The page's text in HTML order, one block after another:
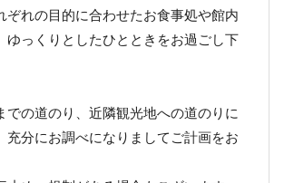
ぞれの目的に合わせたお食事処や館内
ゆっくりとしたひとときをお過ごし下
での道のり、近隣観光地への道のりに
充分にお調べになりましてご計画をお